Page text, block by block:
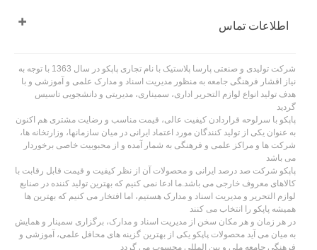
اطلاعات تماس
شرکت تولیدی و صنعتی پارسا پلاستیک با نام تجاری پاپکو در سال 1363 با توجه به
نیاز اقشار فرهنگی جامعه به منظور مدیریت اسناد و مدارک علمی و آموزشی و با
هدف تولید انواع لوازم التحریر اداری، سمیناری، مدیریتی و دانشجویی تاسیس
گردید
پاپکو با سرلوحه قراردادن کیفیت عالی، قیمت مناسب و رضایت مشتری هم اکنون
به عنوان یکی از تولید کنندگان مورد اعتماد ایرانی در میان سازمانها، وزارتخانه ها،
شرکت ها و مراکز علمی و فرهنگی به شمار آمده و از محبوبیت خاصی برخوردار
می باشد
پاپکو شرکت صد درصد ایرانی و محصولات آن از نظر کیفیت و قیمت قابل رقابت با
کالاهای معروف خارجی می باشد.ما ادعا نمی کنیم که بهترین تولید کننده در صنایع
لوازم التحریر و مدیریت اسناد و مدارک هستیم، اما افتخار می کنیم که بهترین ها
همیشه پاپکو را انتخاب می کنند
در هر زمان و هر مکان سخن از مدیریت اسناد و مدارک، برگزاری سمینار و همایش
به میان می آید محصولات پاپکو یکی از بهترین گزینه های محافل علمی، آموزشی و
فرهنگی جامعه ملی و بین المللی محسوب می گردد